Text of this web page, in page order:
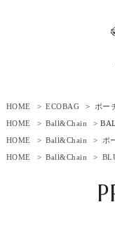
HOME > ECOBAG > ポー
HOME
> Ball&Chain
>
HOME
> Ball&Chain > ポ
HOME
> Ball&Chain >